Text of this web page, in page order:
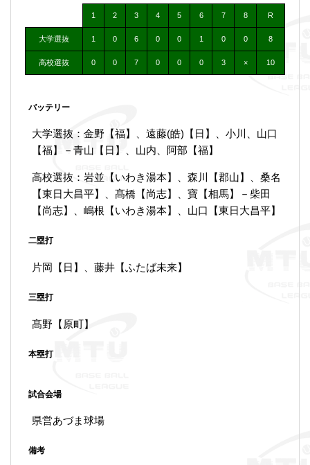
1 2 3 4 5 6 7 8 R
大学選抜 1 0 6 0 0 1 0 0 8
高校選抜 0 0 7 0 0 0 3 × 10
バッテリー
大学選抜：金野【福】、遠藤(皓)【日】、小川、山口
【福】－青山【日】、山内、阿部【福】
高校選抜：岩並【いわき湯本】、森川【郡山】、桑名
【東日大昌平】、髙橋【尚志】、寶【相馬】－柴田
【尚志】、嶋根【いわき湯本】、山口【東日大昌平】
二塁打
片岡【日】、藤井【ふたば未来】
三塁打
髙野【原町】
本塁打
試合会場
県営あづま球場
備考